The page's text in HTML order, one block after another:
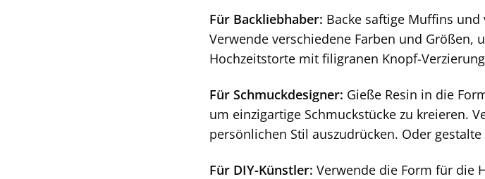
Für Backliebhaber: Backe saftige Muffins
Verwende verschiedene Farben und Größen,
Hochzeitstorte mit filigranen Knopf-
Für Schmuckdesigner: Gieße Resin in die
um einzigartige Schmuckstücke zu kreieren.
persönlichen Stil auszudrücken. Oder
Für DIY-Künstler: Verwende die Form für die